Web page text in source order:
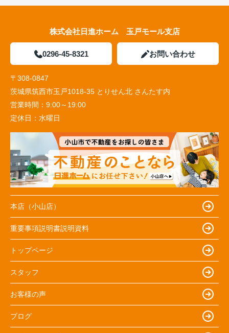
株式会社日進ホーム 玉戸モール支店
0296-45-8321 お問い合わせ
〒308-0847
茨城県筑西市玉戸1018-35 とりせん北 さんたす内
営業時間： 9:00～19:00
定休日： 水曜日
本店（小山店）
重要事項説明書説明資料
トップページ
スタッフ
お客様の声
ブログ